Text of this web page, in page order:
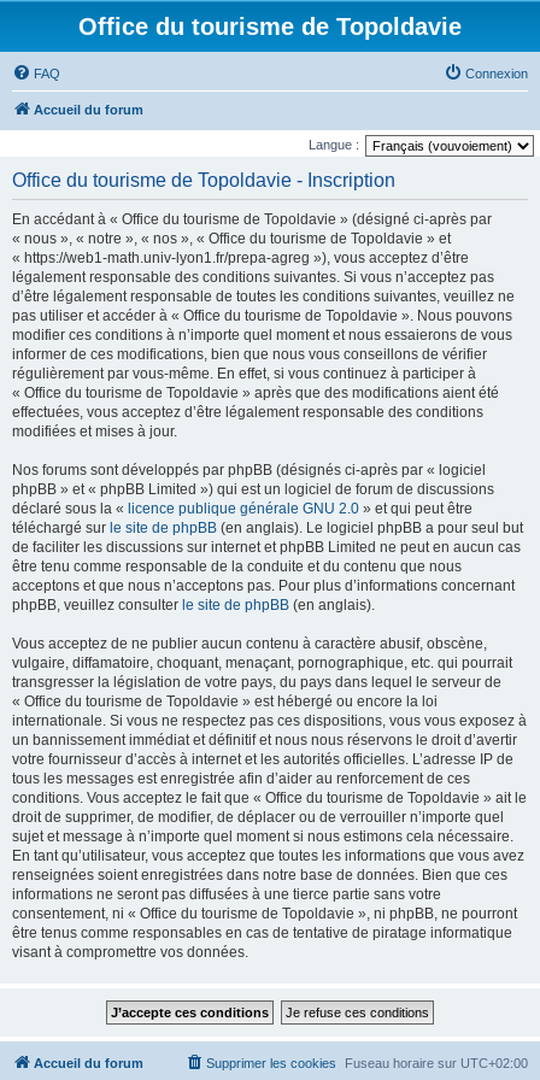
Office du tourisme de Topoldavie
FAQ Connexion
Accueil du forum
Langue :
Office du tourisme de Topoldavie - Inscription
En accédant à « Office du tourisme de Topoldavie » (désigné ci-après par
« nous », « notre », « nos », « Office du tourisme de Topoldavie » et
« https://web1-math.univ-lyon1.fr/prepa-agreg »), vous acceptez d’être
légalement responsable des conditions suivantes. Si vous n’acceptez pas
d’être légalement responsable de toutes les conditions suivantes, veuillez ne
pas utiliser et accéder à « Office du tourisme de Topoldavie ». Nous pouvons
modifier ces conditions à n’importe quel moment et nous essaierons de vous
informer de ces modifications, bien que nous vous conseillons de vérifier
régulièrement par vous-même. En effet, si vous continuez à participer à
« Office du tourisme de Topoldavie » après que des modifications aient été
effectuées, vous acceptez d’être légalement responsable des conditions
modifiées et mises à jour.
Nos forums sont développés par phpBB (désignés ci-après par « logiciel
phpBB » et « phpBB Limited ») qui est un logiciel de forum de discussions
déclaré sous la « licence publique générale GNU 2.0 » et qui peut être
téléchargé sur le site de phpBB (en anglais). Le logiciel phpBB a pour seul but
de faciliter les discussions sur internet et phpBB Limited ne peut en aucun cas
être tenu comme responsable de la conduite et du contenu que nous
acceptons et que nous n’acceptons pas. Pour plus d’informations concernant
phpBB, veuillez consulter le site de phpBB (en anglais).
Vous acceptez de ne publier aucun contenu à caractère abusif, obscène,
vulgaire, diffamatoire, choquant, menaçant, pornographique, etc. qui pourrait
transgresser la législation de votre pays, du pays dans lequel le serveur de
« Office du tourisme de Topoldavie » est hébergé ou encore la loi
internationale. Si vous ne respectez pas ces dispositions, vous vous exposez à
un bannissement immédiat et définitif et nous nous réservons le droit d’avertir
votre fournisseur d’accès à internet et les autorités officielles. L’adresse IP de
tous les messages est enregistrée afin d’aider au renforcement de ces
conditions. Vous acceptez le fait que « Office du tourisme de Topoldavie » ait le
droit de supprimer, de modifier, de déplacer ou de verrouiller n’importe quel
sujet et message à n’importe quel moment si nous estimons cela nécessaire.
En tant qu’utilisateur, vous acceptez que toutes les informations que vous avez
renseignées soient enregistrées dans notre base de données. Bien que ces
informations ne seront pas diffusées à une tierce partie sans votre
consentement, ni « Office du tourisme de Topoldavie », ni phpBB, ne pourront
être tenus comme responsables en cas de tentative de piratage informatique
visant à compromettre vos données.
Accueil du forum Fuseau horaire sur UTC+02:00
Supprimer les cookies